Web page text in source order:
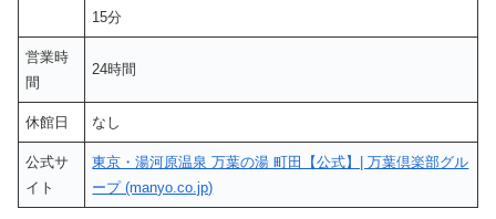
15分
営業時
間
24時間
休館日 なし
公式サ
イト
東京・湯河原温泉 万葉の湯 町田【公式】| 万葉倶楽部グル
ープ (manyo.co.jp)